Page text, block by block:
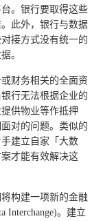
。银行要取得这些
此外，银行与数据
接方式没有统一的
。
财务相关的全面资
行无法根据企业的
供物业等作抵押
对的问题。类似的
建立自家「大数
才能有效解决这
构建一项新的金融
。建立